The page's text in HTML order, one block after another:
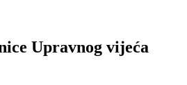
Upravnog vijeća